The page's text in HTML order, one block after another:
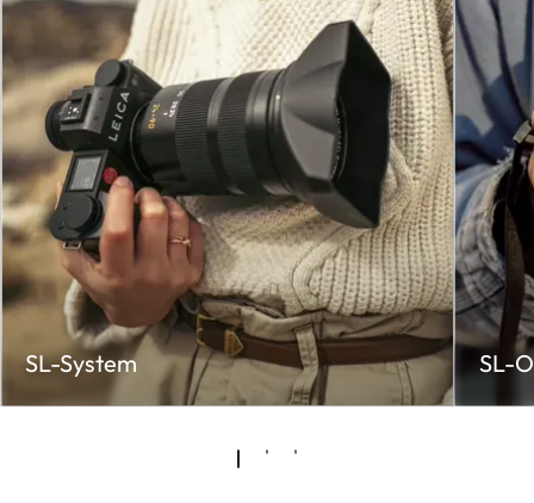
SL-System SL-